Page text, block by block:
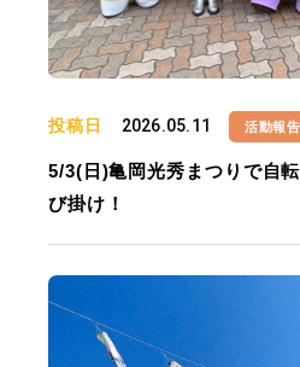
投稿日 2026.05.11 活動報告
5/3(日)亀岡光秀まつりで自
び掛け！